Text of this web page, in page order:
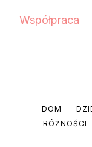
Współpraca
DOM
RÓŻNOŚCI